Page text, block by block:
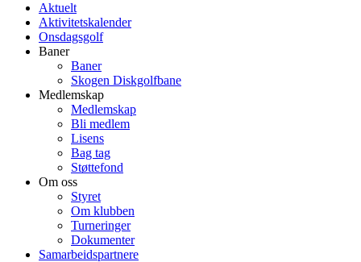
Aktuelt
Aktivitetskalender
Onsdagsgolf
Baner
Baner
Skogen Diskgolfbane
Medlemskap
Medlemskap
Bli medlem
Lisens
Bag tag
Støttefond
Om oss
Styret
Om klubben
Turneringer
Dokumenter
Samarbeidspartnere